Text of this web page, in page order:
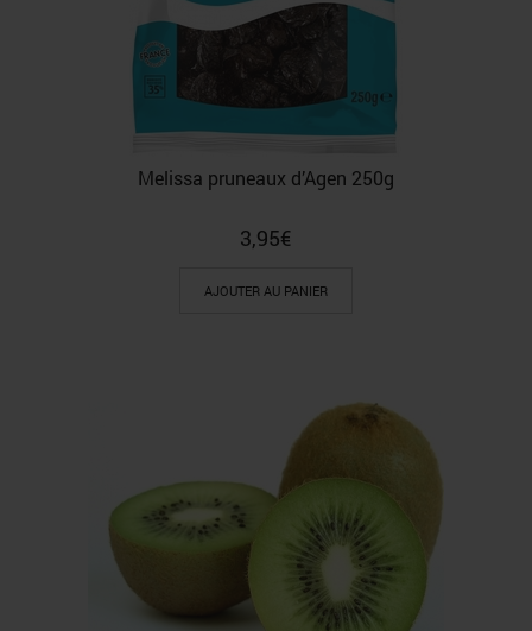
Melissa pruneaux d’Agen 250g
3,95€
AJOUTER AU PANIER